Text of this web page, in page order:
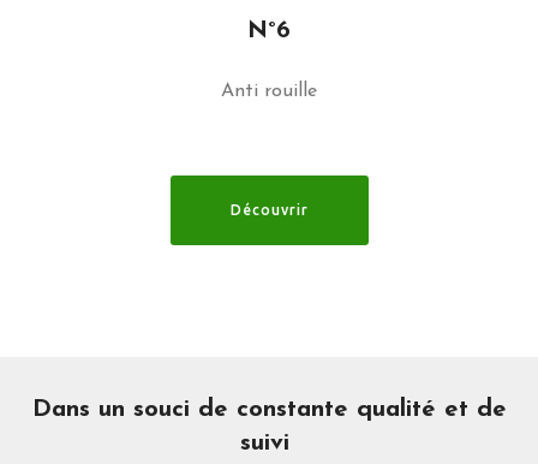
N°6
Anti rouille
Découvrir
Dans un souci de constante qualité et de
suivi